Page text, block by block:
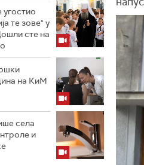
угостио
те зове" у
сте на
на КиМ
села
и